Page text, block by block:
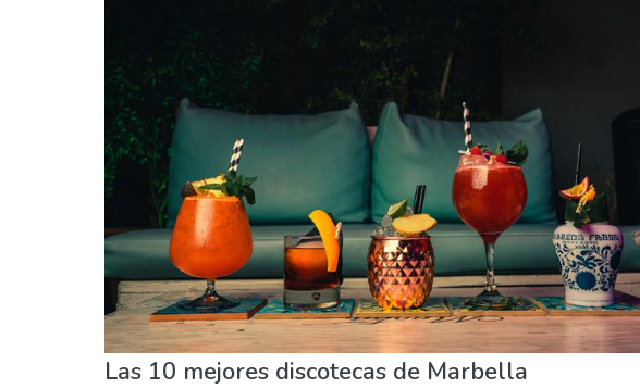
Las 10 mejores discotecas de Marbella